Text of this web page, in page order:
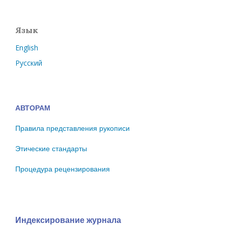
Язык
English
Русский
АВТОРАМ
Правила представления рукописи
Этические стандарты
Процедура рецензирования
Индексирование журнала